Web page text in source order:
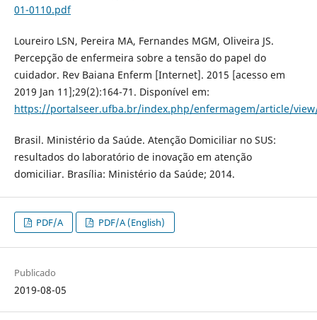
01-0110.pdf
Loureiro LSN, Pereira MA, Fernandes MGM, Oliveira JS.
Percepção de enfermeira sobre a tensão do papel do
cuidador. Rev Baiana Enferm [Internet]. 2015 [acesso em
2019 Jan 11];29(2):164-71. Disponível em:
https://portalseer.ufba.br/index.php/enfermagem/article/
Brasil. Ministério da Saúde. Atenção Domiciliar no SUS:
resultados do laboratório de inovação em atenção
domiciliar. Brasília: Ministério da Saúde; 2014.
PDF/A PDF/A (English)
Publicado
2019-08-05